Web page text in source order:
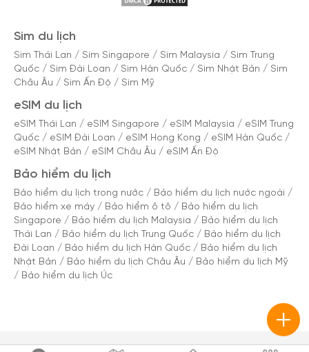
Sim du lịch
Sim Thái Lan / Sim Singapore / Sim Malaysia / Sim Trung
Quốc / Sim Đài Loan / Sim Hàn Quốc / Sim Nhật Bản / Sim
Châu Âu / Sim Ấn Độ / Sim Mỹ
eSIM du lịch
eSIM Thái Lan / eSIM Singapore / eSIM Malaysia / eSIM Trung
Quốc / eSIM Đài Loan / eSIM Hong Kong / eSIM Hàn Quốc /
eSIM Nhật Bản / eSIM Châu Âu / eSIM Ấn Độ
Bảo hiểm du lịch
Bảo hiểm du lịch trong nước / Bảo hiểm du lịch nước ngoài /
Bảo hiểm xe máy / Bảo hiểm ô tô / Bảo hiểm du lịch
Singapore / Bảo hiểm du lịch Malaysia / Bảo hiểm du lịch
Thái Lan / Bảo hiểm du lịch Trung Quốc / Bảo hiểm du lịch
Đài Loan / Bảo hiểm du lịch Hàn Quốc / Bảo hiểm du lịch
Nhật Bản / Bảo hiểm du lịch Châu Âu / Bảo hiểm du lịch Mỹ
/ Bảo hiểm du lịch Úc